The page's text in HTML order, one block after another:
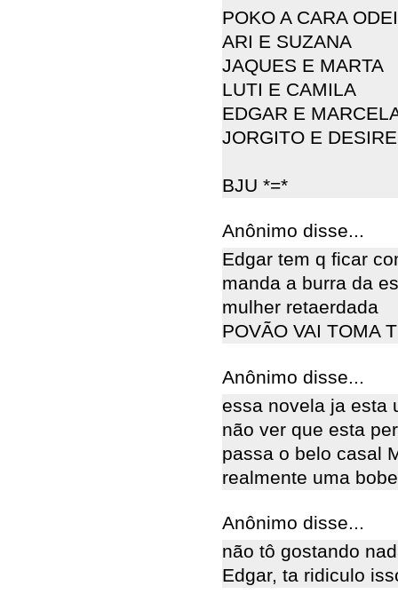
POKO A CARA
ARI E SUZANA
JAQUES E MARTA
LUTI E CAMILA
EDGAR E
JORGITO E DESIRE
BJU *=*
Anônimo disse...
Edgar tem q ficar
manda a burra da
mulher retaerdada
POVÃO VAI TOMA
Anônimo disse...
essa novela ja esta
não ver que esta
passa o belo casal
realmente uma
Anônimo disse...
não tô gostando
Edgar, ta ridiculo